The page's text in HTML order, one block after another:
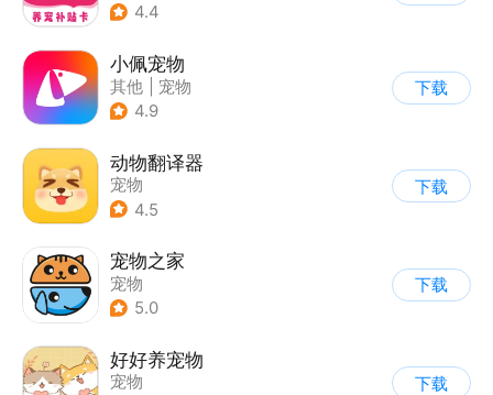
4.4
小佩宠物
其他
宠物
4.9
下载
动物翻译器
宠物
4.5
下载
宠物之家
宠物
5.0
下载
好好养宠物
宠物
下载